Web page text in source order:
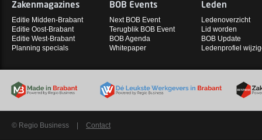
Zakenmagazines
Editie Midden-Brabant
Editie Oost-Brabant
Editie West-Brabant
Planning specials
BOB Events
Next BOB Event
Terugblik BOB Event
BOB Agenda
Whitepaper
Leden
Ledenoverzicht
Lid worden
BOB Update
Ledenprofiel
© Regio Business Contact